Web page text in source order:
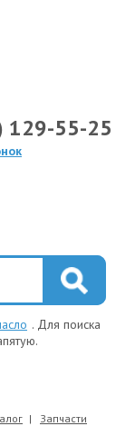
129-55-25
. Для поиска
Запчасти